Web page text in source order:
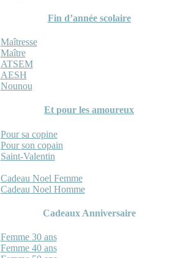
Fin d’année scolaire
Maîtresse
Maître
ATSEM
AESH
Nounou
Et pour les amoureux
Pour sa copine
Pour son copain
Saint-Valentin
Cadeau Noel Femme
Cadeau Noel Homme
Cadeaux Anniversaire
Femme 30 ans
Femme 40 ans